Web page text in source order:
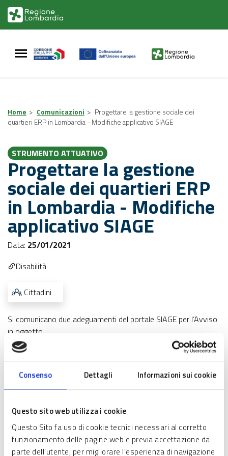
Consenso Dettagli Informazioni sui cookie
Questo sito web utilizza i cookie
Questo Sito fa uso di cookie tecnici necessari al corretto
funzionamento delle pagine web e previa accettazione da
parte dell’utente, per migliorare l’esperienza di navigazione
contenuto
footer
Home > Comunicazioni > Progettare la gestione sociale dei
quartieri ERP in Lombardia - Modifiche applicativo SIAGE
STRUMENTO ATTUATIVO
Progettare la gestione
sociale dei quartieri ERP
in Lombardia - Modifiche
applicativo SIAGE
Data: 25/01/2021
Disabilità
Cittadini
Si comunicano due adeguamenti del portale SIAGE per l’Avviso
in oggetto.
Sblocco dell’Allegato 6.: dalla data odierna è possibile
procedere a richiedere l’indennità di partecipazione (all. 6
e all. 7), senza l'attesa della validazione dell’allegato 5 di
liquidazione dei servizi, da parte di Regione Lombardia.
Si ricorda che resta valido quanto indicato nel Manuale di
per motivi imputabili all’operatore e/o al Capofila,
Regione Lombardia non riconosca, per intero o in parte, il